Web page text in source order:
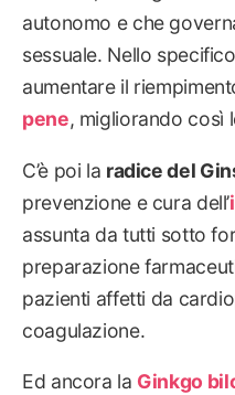
autonomo e che
sessuale. Nello
aumentare il
pene, migliorando così
C’è poi la radice del
prevenzione e cura dell’
assunta da tutti sotto
preparazione
pazienti affetti da
coagulazione.
Ed ancora la Ginkgo